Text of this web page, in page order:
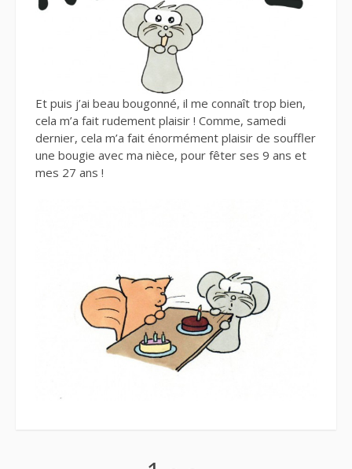
Et puis j’ai beau bougonné, il me connaît trop bien,
cela m’a fait rudement plaisir ! Comme, samedi
dernier, cela m’a fait énormément plaisir de souffler
une bougie avec ma nièce, pour fêter ses 9 ans et
mes 27 ans !